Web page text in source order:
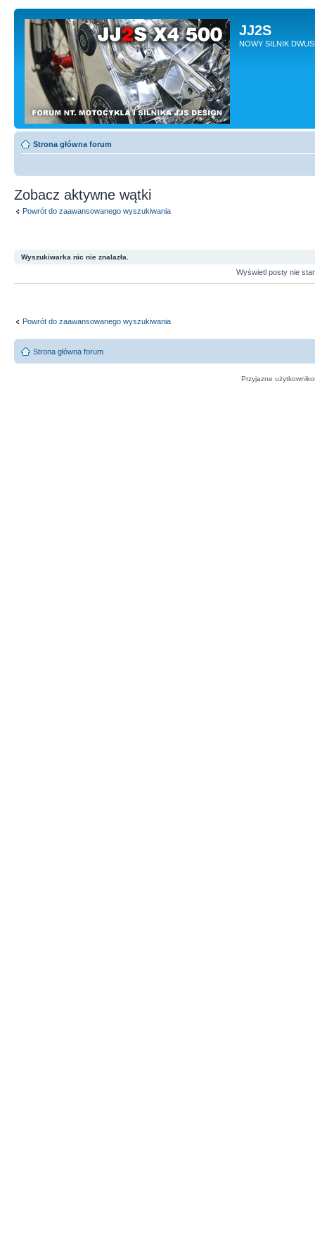
JJ2S
NOWY SILNIK
Strona główna forum
Zobacz aktywne wątki
Powrót do zaawansowanego wyszukiwania
Wyszukiwarka nic nie znalazła.
Wyświetl posty nie
Powrót do zaawansowanego wyszukiwania
Strona główna forum
Przyjazne